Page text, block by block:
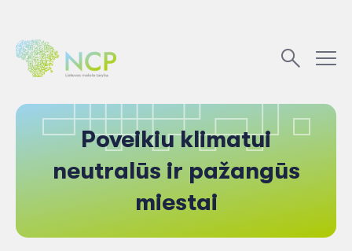
Poveikiu klimatui
neutralūs ir pažangūs
miestai